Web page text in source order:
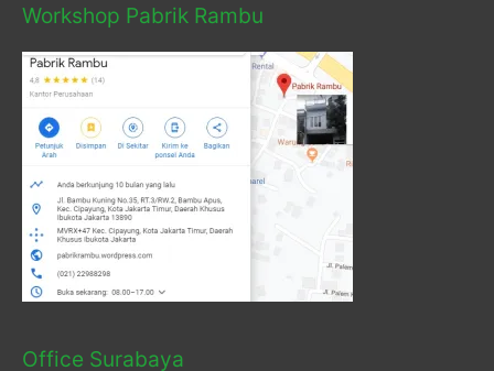
Workshop Pabrik Rambu
Office Surabaya